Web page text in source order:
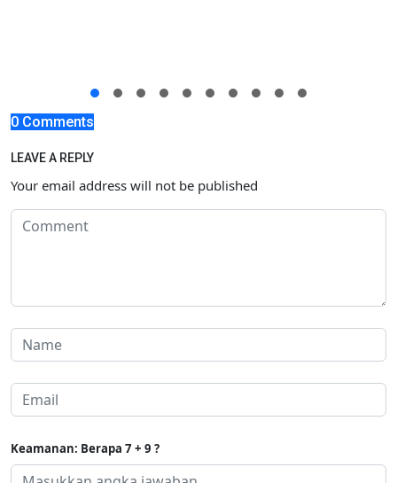
0 Comments
LEAVE A REPLY
Your email address will not be published
Keamanan: Berapa 7 + 9 ?